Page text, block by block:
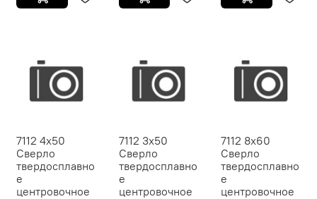
7112 4x50
Сверло
твердосплавно
е
центровочное
7112 3x50
Сверло
твердосплавно
е
центровочное
7112 8x60
Сверло
твердосплавно
е
центровочное